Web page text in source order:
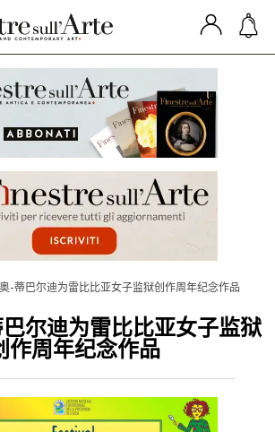
-蒂巴尔迪为雷比比亚女子监狱创作周年纪念作品
尔迪为雷比比亚女子监狱
作周年纪念作品